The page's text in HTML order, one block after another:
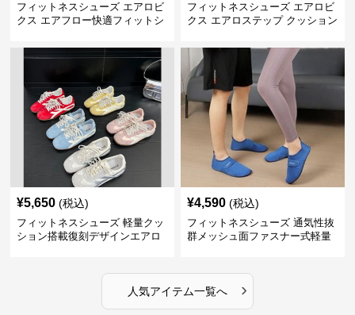
フィットネスシューズ エアロビ
クス エアフロー快適フィットシ
フィットネスシューズ エアロビ
クス エアロステップ クッション
¥5,650 (税込)
フィットネスシューズ 軽量クッ
ション搭載復刻デザインエアロ
¥4,590 (税込)
フィットネスシューズ 通気性抜
群メッシュ面ファスナー式軽量
人気アイテム一覧へ ›